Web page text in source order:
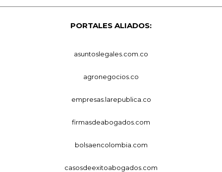
PORTALES ALIADOS:
asuntoslegales.com.co
agronegocios.co
empresas.larepublica.co
firmasdeabogados.com
bolsaencolombia.com
casosdeexitoabogados.com